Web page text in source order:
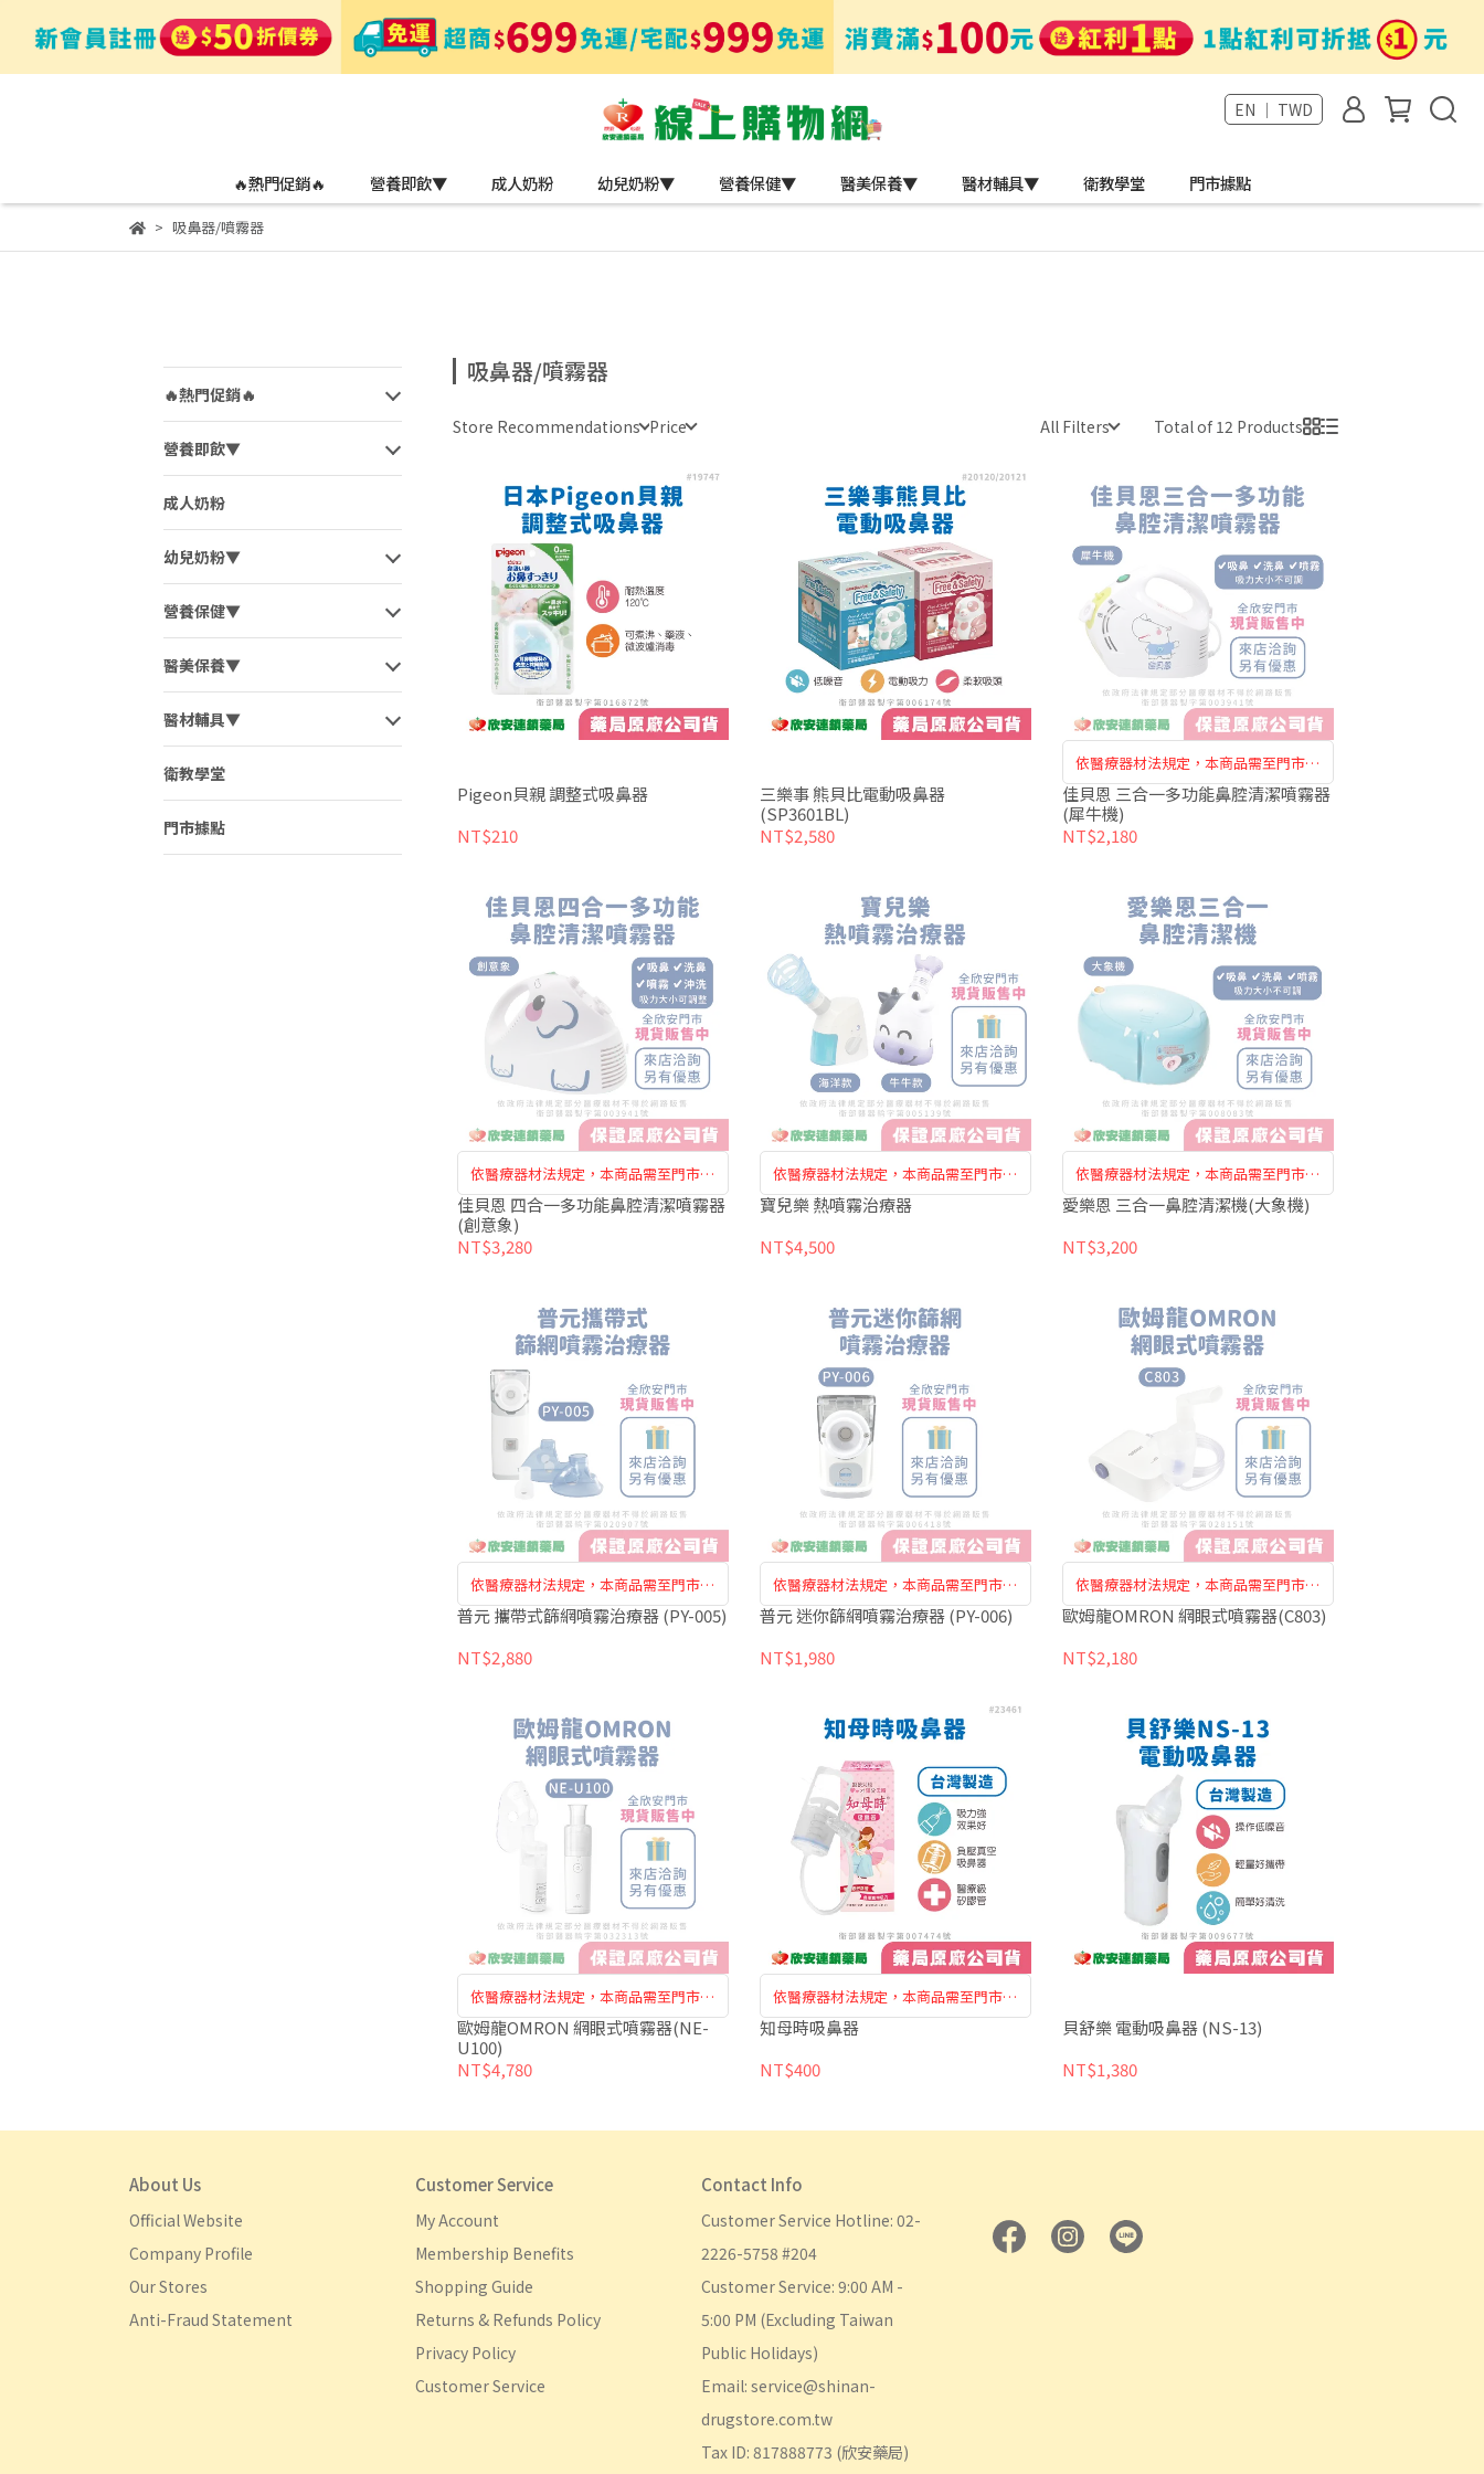
EN ｜ TWD
🔥熱門促銷🔥 營養即飲▼ 成人奶粉 幼兒奶粉▼ 營養保健▼ 醫美保養▼ 醫材輔具▼ 衛教學堂 門市據點
吸鼻器/噴霧器
🔥熱門促銷🔥
營養即飲▼
成人奶粉
幼兒奶粉▼
營養保健▼
醫美保養▼
醫材輔具▼
衛教學堂
門市據點
吸鼻器/噴霧器
Store Recommendations Price All Filters Total of 12 Products
Pigeon貝親 調整式吸鼻器
NT$210
三樂事 熊貝比電動吸鼻器
(SP3601BL)
NT$2,580
依醫療器材法規定，本商品需至門市購
買訂購，恕無法於網路訂購
佳貝恩 三合一多功能鼻腔清潔噴霧器
(犀牛機)
NT$2,180
依醫療器材法規定，本商品需至門市購
買訂購，恕無法於網路訂購
佳貝恩 四合一多功能鼻腔清潔噴霧器
(創意象)
NT$3,280
依醫療器材法規定，本商品需至門市購
買訂購，恕無法於網路訂購
寶兒樂 熱噴霧治療器
NT$4,500
依醫療器材法規定，本商品需至門市購
買訂購，恕無法於網路訂購
愛樂恩 三合一鼻腔清潔機(大象機)
NT$3,200
依醫療器材法規定，本商品需至門市購
買訂購，恕無法於網路訂購
普元 攜帶式篩網噴霧治療器 (PY-005)
NT$2,880
依醫療器材法規定，本商品需至門市購
買訂購，恕無法於網路訂購
普元 迷你篩網噴霧治療器 (PY-006)
NT$1,980
依醫療器材法規定，本商品需至門市購
買訂購，恕無法於網路訂購
歐姆龍OMRON 網眼式噴霧器(C803)
NT$2,180
依醫療器材法規定，本商品需至門市購
買訂購，恕無法於網路訂購
歐姆龍OMRON 網眼式噴霧器(NE-
U100)
NT$4,780
依醫療器材法規定，本商品需至門市購
買訂購，恕無法於網路訂購
知母時吸鼻器
NT$400
貝舒樂 電動吸鼻器 (NS-13)
NT$1,380
About Us
Official Website
Company Profile
Our Stores
Anti-Fraud Statement
Customer Service
My Account
Membership Benefits
Shopping Guide
Returns & Refunds Policy
Privacy Policy
Customer Service
Contact Info
Customer Service Hotline: 02-
2226-5758 #204
Customer Service: 9:00 AM -
5:00 PM (Excluding Taiwan
Public Holidays)
Email: service@shinan-
drugstore.com.tw
Tax ID: 817888773 (欣安藥局)